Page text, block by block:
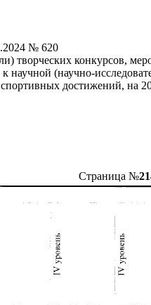
№ 620
конкурсов,
научной (научно-
достижений, на
Страница №